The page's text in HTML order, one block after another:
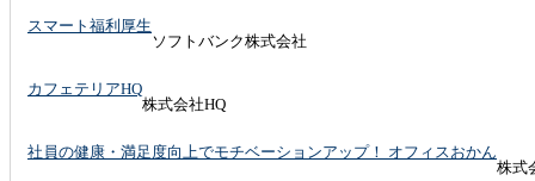
スマート福利厚生
ソフトバンク株式会社
カフェテリアHQ
株式会社HQ
社員の健康・満足度向上でモチベーションアップ！ オフィスおかん
株式